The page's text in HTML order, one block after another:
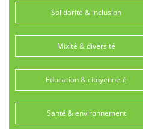
Solidarité & inclusion
Mixité & diversité
Education & citoyenneté
Santé & environnement